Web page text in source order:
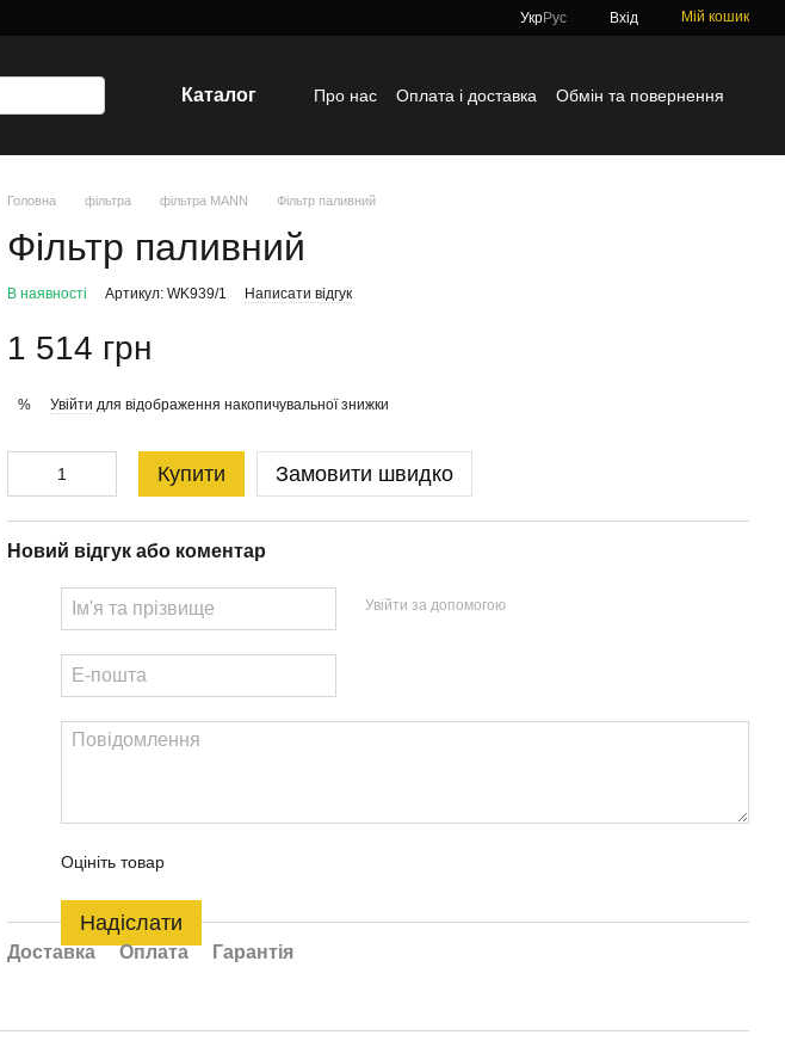
УкрРус Вхід Мій кошик
Каталог Про нас Оплата і доставка
Обмін та повернення
Головна фільтра фільтра MANN Фільтр паливний
Фільтр паливний
В наявності Артикул: WK939/1 Написати відгук
1 514 грн
% Увійти для відображення накопичувальної знижки
Купити Замовити швидко
Новий відгук або коментар
Увійти за допомогою
Оцініть товар
Надіслати
Доставка Оплата Гарантія